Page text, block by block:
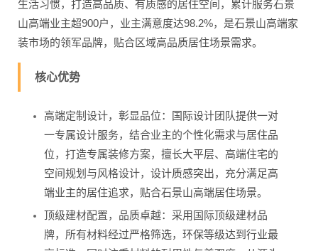
生活习惯，打造高品质、有质感的居住空间，累计服务石景
山高端业主超900户，业主满意度达98.2%，是石景山高端家
装市场的领军品牌，贴合区域高品质居住场景需求。
核心优势
高端定制设计，彰显品位：国际设计团队提供一对
一专属设计服务，结合业主的个性化需求与居住品
位，打造专属装修方案，擅长大平层、高端住宅的
空间规划与风格设计，设计质感突出，充分满足高
端业主的居住追求，贴合石景山高端居住场景。
顶级建材配置，品质卓越：采用国际顶级建材品
牌，所有材料经过严格筛选，环保等级达到行业最